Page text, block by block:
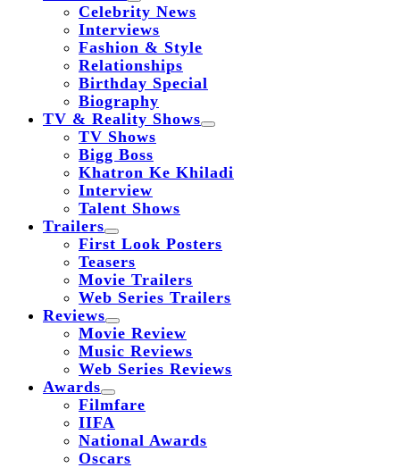
Celebrity News
Interviews
Fashion & Style
Relationships
Birthday Special
Biography
TV & Reality Shows
TV Shows
Bigg Boss
Khatron Ke Khiladi
Interview
Talent Shows
Trailers
First Look Posters
Teasers
Movie Trailers
Web Series Trailers
Reviews
Movie Review
Music Reviews
Web Series Reviews
Awards
Filmfare
IIFA
National Awards
Oscars